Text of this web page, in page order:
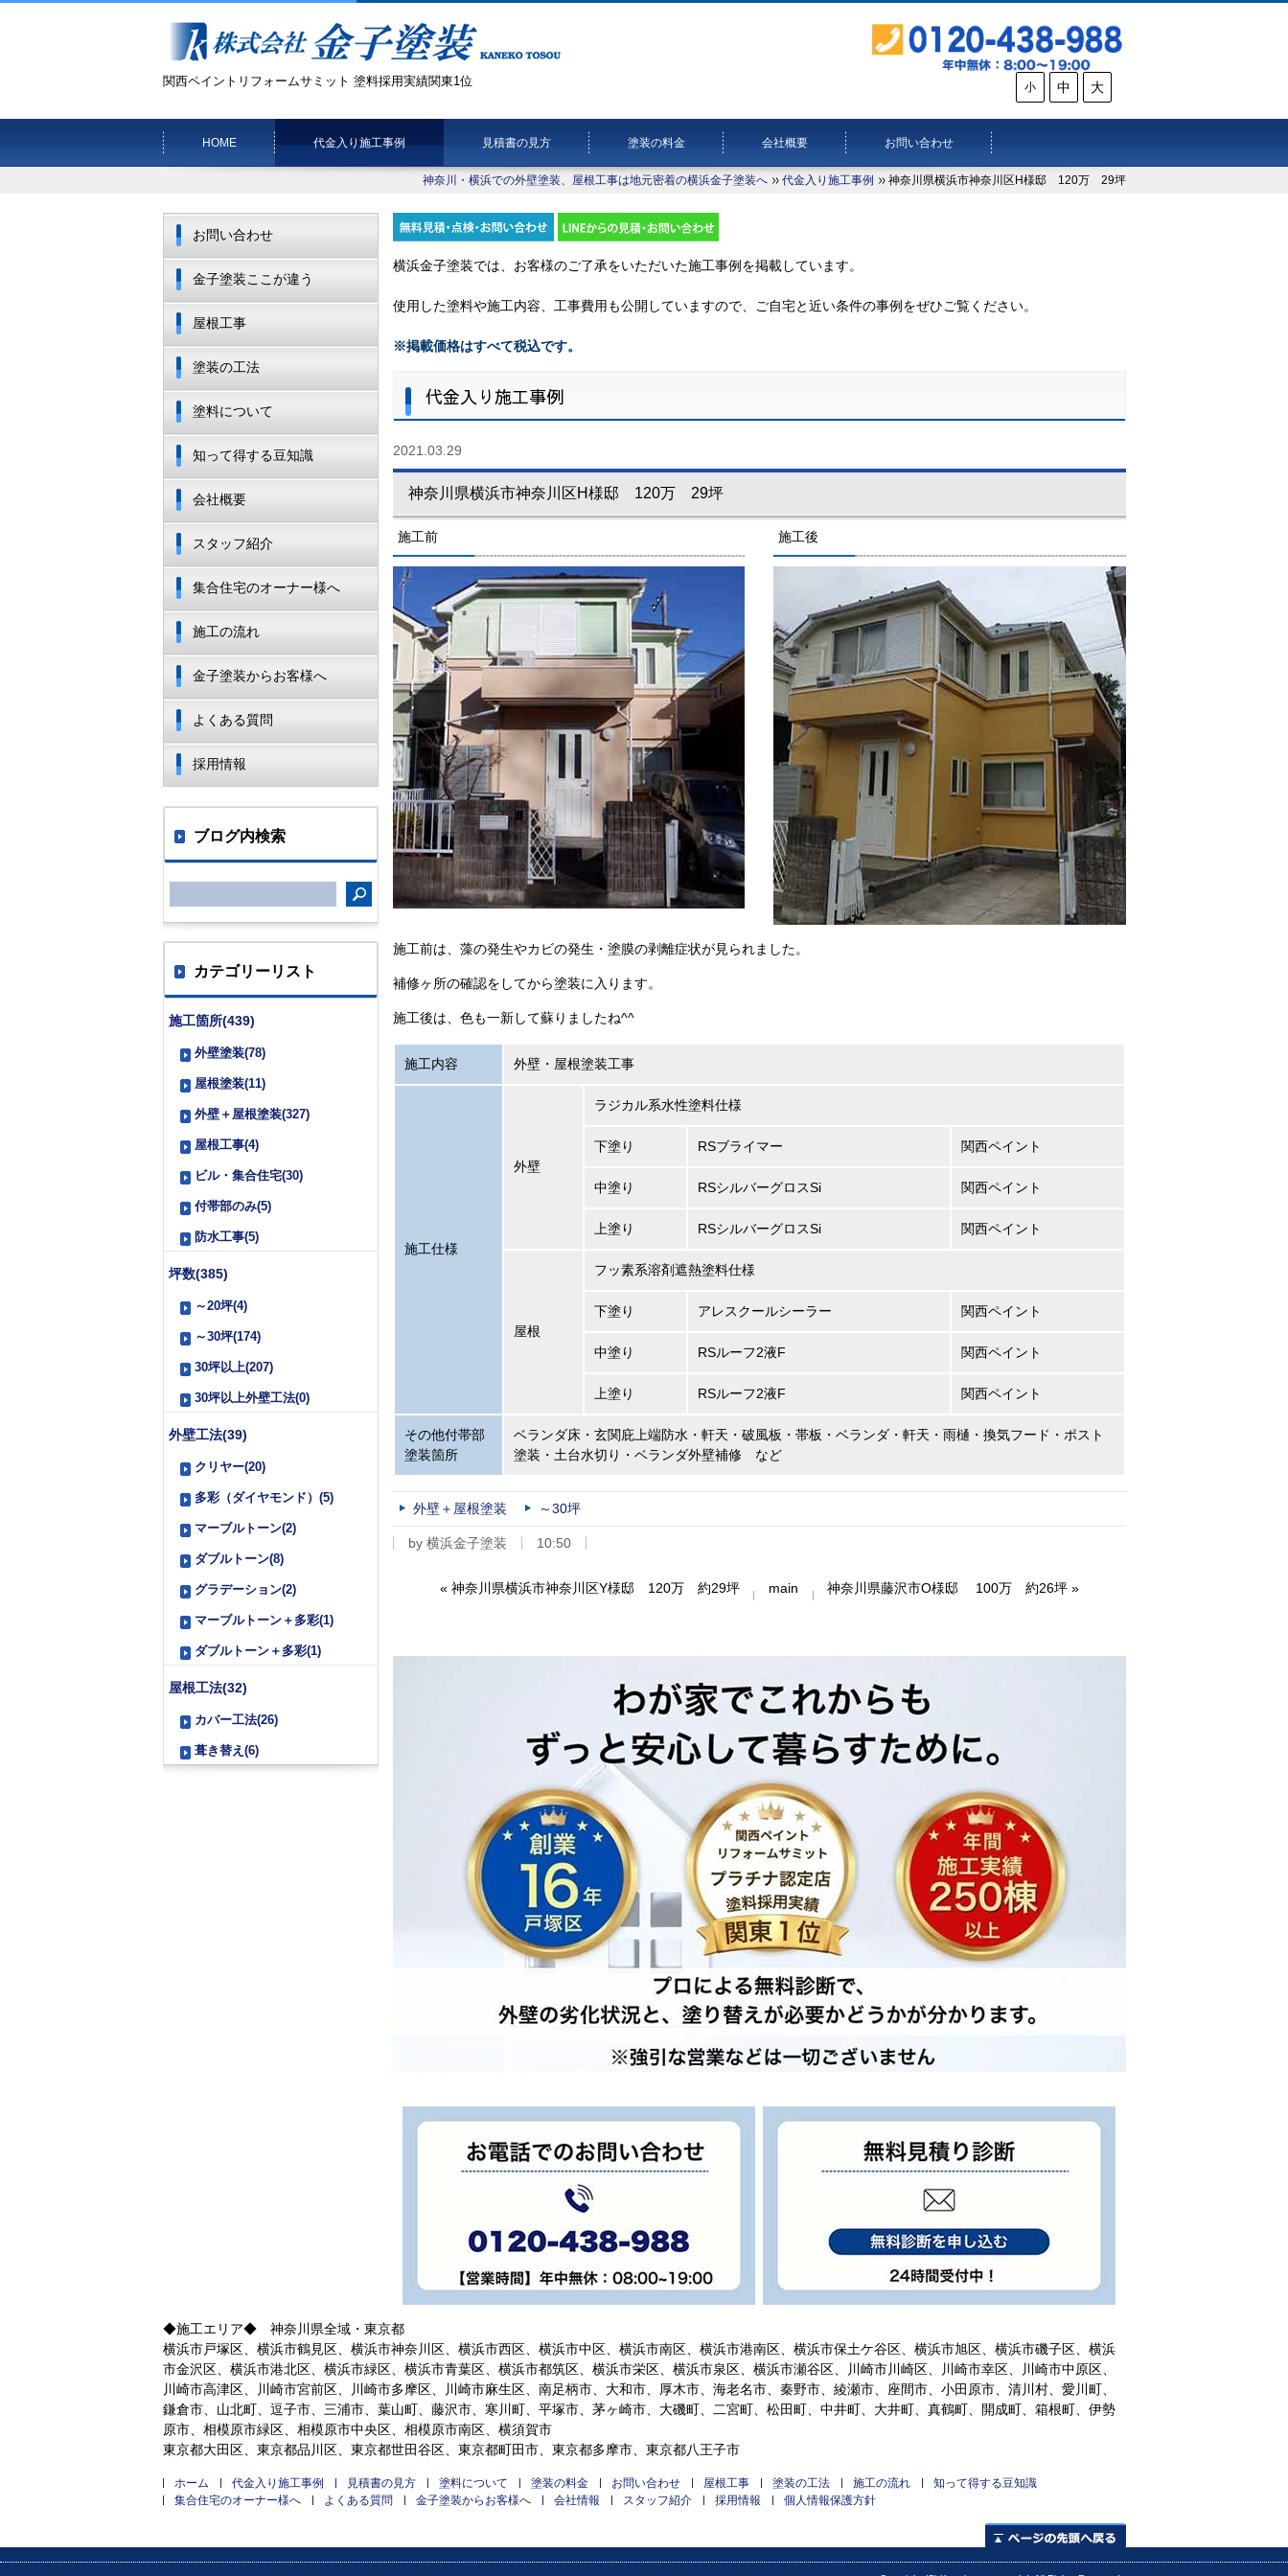
関西ペイントリフォームサミット 塗料採用実績関東1位 小 中 大
HOME 代金入り施工事例 見積書の見方 塗装の料金 会社概要 お問い合わせ
神奈川・横浜での外壁塗装、屋根工事は地元密着の横浜金子塗装へ 代金入り施工事例 神奈川県横浜市神奈川区H様邸 120万 29坪
横浜金子塗装では、お客様のご了承をいただいた施工事例を掲載しています。
使用した塗料や施工内容、工事費用も公開していますので、ご自宅と近い条件の事例をぜひご覧ください。
※掲載価格はすべて税込です。
代金入り施工事例
2021.03.29
神奈川県横浜市神奈川区H様邸 120万 29坪
施工前 施工後
施工前は、藻の発生やカビの発生・塗膜の剥離症状が見られました。
補修ヶ所の確認をしてから塗装に入ります。
施工後は、色も一新して蘇りましたね^^
施工内容 外壁・屋根塗装工事
施工仕様
外壁
ラジカル系水性塗料仕様
下塗り RSブライマー 関西ペイント
中塗り RSシルバーグロスSi 関西ペイント
上塗り RSシルバーグロスSi 関西ペイント
屋根
フッ素系溶剤遮熱塗料仕様
下塗り アレスクールシーラー 関西ペイント
中塗り RSルーフ2液F 関西ペイント
上塗り RSルーフ2液F 関西ペイント
その他付帯部
塗装箇所
ベランダ床・玄関庇上端防水・軒天・破風板・帯板・ベランダ・軒天・雨樋・換気フード・ポスト
塗装・土台水切り・ベランダ外壁補修 など
外壁＋屋根塗装 ～30坪
by 横浜金子塗装 10:50
« 神奈川県横浜市神奈川区Y様邸 120万 約29坪 main 神奈川県藤沢市O様邸 100万 約26坪»
お問い合わせ
金子塗装ここが違う
屋根工事
塗装の工法
塗料について
知って得する豆知識
会社概要
スタッフ紹介
集合住宅のオーナー様へ
施工の流れ
金子塗装からお客様へ
よくある質問
採用情報
ブログ内検索
カテゴリーリスト
施工箇所(439)
外壁塗装(78)
屋根塗装(11)
外壁＋屋根塗装(327)
屋根工事(4)
ビル・集合住宅(30)
付帯部のみ(5)
防水工事(5)
坪数(385)
～20坪(4)
～30坪(174)
30坪以上(207)
30坪以上外壁工法(0)
外壁工法(39)
クリヤー(20)
多彩（ダイヤモンド）(5)
マーブルトーン(2)
ダブルトーン(8)
グラデーション(2)
マーブルトーン＋多彩(1)
ダブルトーン＋多彩(1)
屋根工法(32)
カバー工法(26)
葺き替え(6)
◆施工エリア◆ 神奈川県全域・東京都
横浜市戸塚区、横浜市鶴見区、横浜市神奈川区、横浜市西区、横浜市中区、横浜市南区、横浜市港南区、横浜市保土ケ谷区、横浜市旭区、横浜市磯子区、横浜
市金沢区、横浜市港北区、横浜市緑区、横浜市青葉区、横浜市都筑区、横浜市栄区、横浜市泉区、横浜市瀬谷区、川崎市川崎区、川崎市幸区、川崎市中原区、
川崎市高津区、川崎市宮前区、川崎市多摩区、川崎市麻生区、南足柄市、大和市、厚木市、海老名市、秦野市、綾瀬市、座間市、小田原市、清川村、愛川町、
鎌倉市、山北町、逗子市、三浦市、葉山町、藤沢市、寒川町、平塚市、茅ヶ崎市、大磯町、二宮町、松田町、中井町、大井町、真鶴町、開成町、箱根町、伊勢
原市、相模原市緑区、相模原市中央区、相模原市南区、横須賀市
東京都大田区、東京都品川区、東京都世田谷区、東京都町田市、東京都多摩市、東京都八王子市
ホーム 代金入り施工事例 見積書の見方 塗料について 塗装の料金 お問い合わせ 屋根工事 塗装の工法 施工の流れ
知って得する豆知識
集合住宅のオーナー様へ
よくある質問 金子塗装からお客様へ 会社情報 スタッフ紹介 採用情報 個人情報保護方針
ページの先頭へ